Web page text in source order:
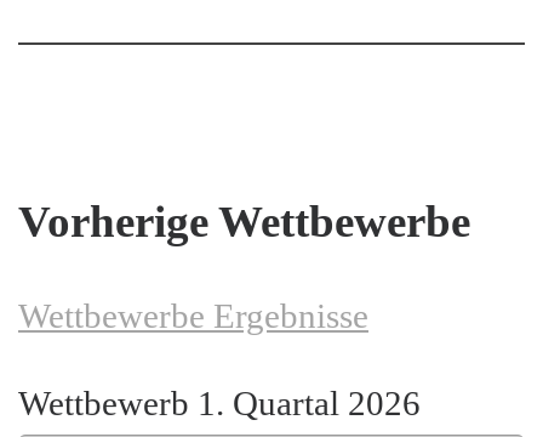
Vorherige Wettbewerbe
Wettbewerbe Ergebnisse
Wettbewerb 1. Quartal 2026